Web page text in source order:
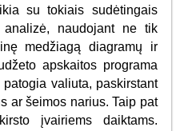
su tokiais sudėtingais
naudojant ne tik
medžiagą diagramų ir
apskaitos programa
valiuta, paskirstant
ar šeimos narius. Taip pat
įvairiems daiktams.